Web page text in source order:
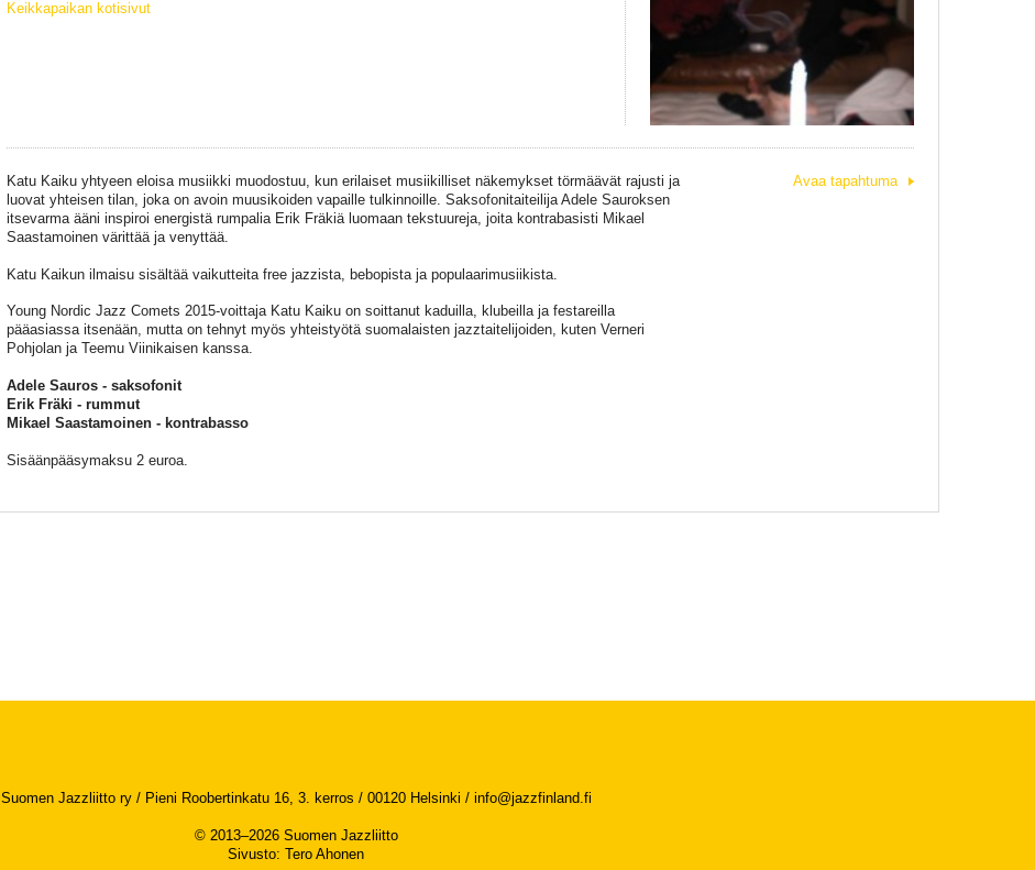
Keikkapaikan kotisivut
Katu Kaiku yhtyeen eloisa musiikki muodostuu, kun erilaiset musiikilliset näkemykset törmäävät rajusti ja
luovat yhteisen tilan, joka on avoin muusikoiden vapaille tulkinnoille. Saksofonitaiteilija Adele Sauroksen
itsevarma ääni inspiroi energistä rumpalia Erik Fräkiä luomaan tekstuureja, joita kontrabasisti Mikael
Saastamoinen värittää ja venyttää.
Katu Kaikun ilmaisu sisältää vaikutteita free jazzista, bebopista ja populaarimusiikista.
Young Nordic Jazz Comets 2015-voittaja Katu Kaiku on soittanut kaduilla, klubeilla ja festareilla
pääasiassa itsenään, mutta on tehnyt myös yhteistyötä suomalaisten jazztaitelijoiden, kuten Verneri
Pohjolan ja Teemu Viinikaisen kanssa.
Adele Sauros - saksofonit
Erik Fräki - rummut
Mikael Saastamoinen - kontrabasso
Sisäänpääsymaksu 2 euroa.
Avaa tapahtuma
Suomen Jazzliitto ry / Pieni Roobertinkatu 16, 3. kerros / 00120 Helsinki / info@jazzfinland.fi
© 2013–2026 Suomen Jazzliitto
Sivusto: Tero Ahonen